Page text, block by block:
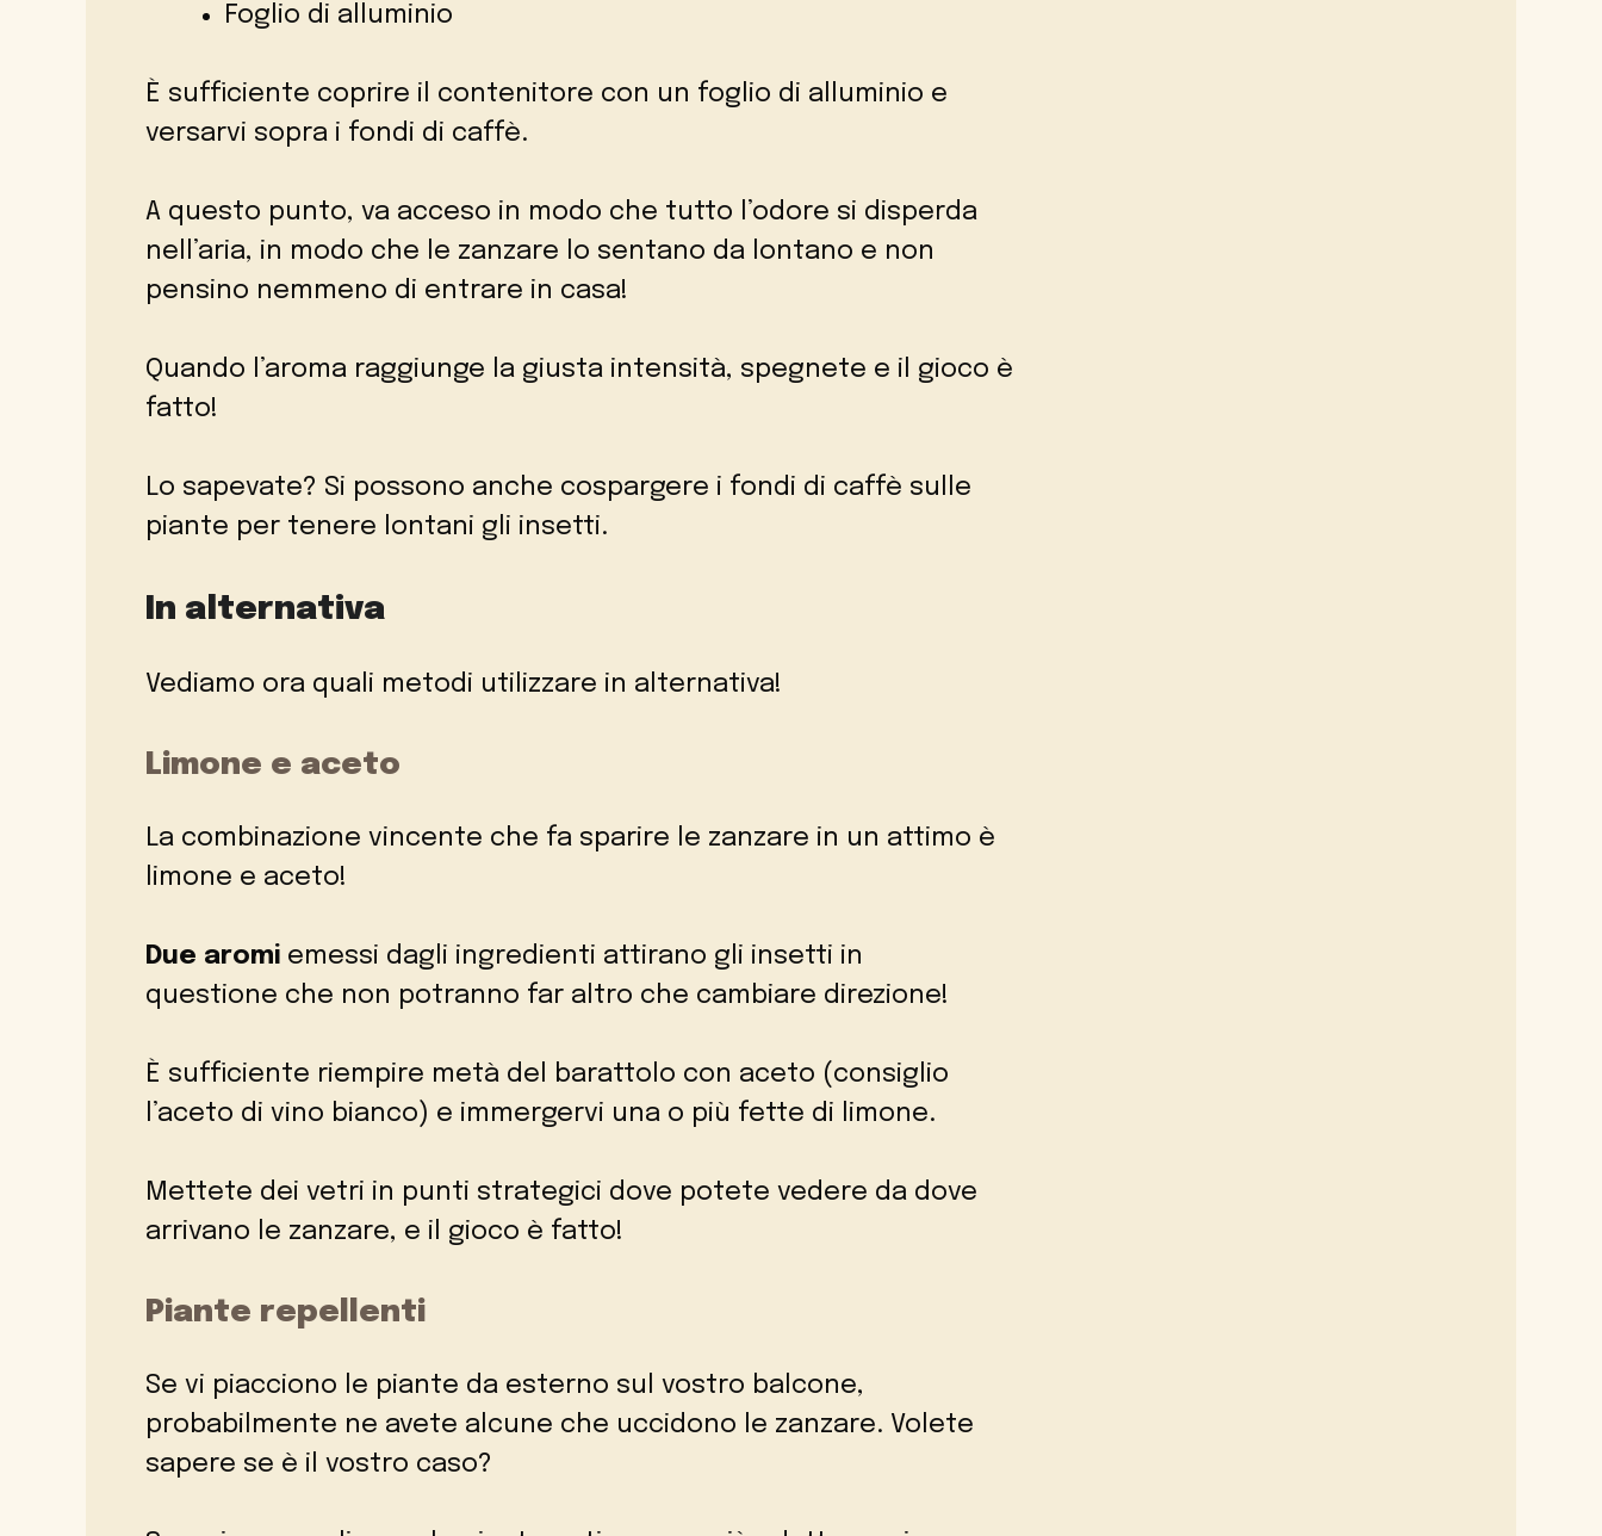
Foglio di alluminio
È sufficiente coprire il contenitore con un foglio di alluminio e
versarvi sopra i fondi di caffè.
A questo punto, va acceso in modo che tutto l’odore si disperda
nell’aria, in modo che le zanzare lo sentano da lontano e non
pensino nemmeno di entrare in casa!
Quando l’aroma raggiunge la giusta intensità, spegnete e il gioco è
fatto!
Lo sapevate? Si possono anche cospargere i fondi di caffè sulle
piante per tenere lontani gli insetti.
In alternativa
Vediamo ora quali metodi utilizzare in alternativa!
Limone e aceto
La combinazione vincente che fa sparire le zanzare in un attimo è
limone e aceto!
Due aromi emessi dagli ingredienti attirano gli insetti in
questione che non potranno far altro che cambiare direzione!
È sufficiente riempire metà del barattolo con aceto (consiglio
l’aceto di vino bianco) e immergervi una o più fette di limone.
Mettete dei vetri in punti strategici dove potete vedere da dove
arrivano le zanzare, e il gioco è fatto!
Piante repellenti
Se vi piacciono le piante da esterno sul vostro balcone,
probabilmente ne avete alcune che uccidono le zanzare. Volete
sapere se è il vostro caso?